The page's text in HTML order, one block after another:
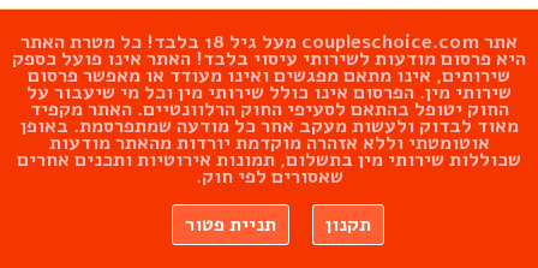
אתרcoupleschoice.com מעל גיל 18 בלבד! כל מטרת האתר
היא פרסום מודעות לשירותי עיסוי בלבד! האתר אינו פועל כספק
שירותים, אינו מתאם מפגשים ואינו מעודד או מאפשר פרסום
שירותי מין. הפרסום אינו כולל שירותי מין וכל מי שיעבור על
החוק יטופל בהתאם לסעיפי החוק הרלוונטיים. האתר מקפיד
מאוד לבדוק ולעשות מעקב אחר כל מודעה שמתפרסמת. באופן
אוטומטתי וללא אזהרה מוקדמת יורדות מהאתר מודעות
שכוללות שירותי מין בתשלום, תמונות אירוטיות ותכנים אחרים
שאסורים לפי חוק.
תקנון
תניית פטור